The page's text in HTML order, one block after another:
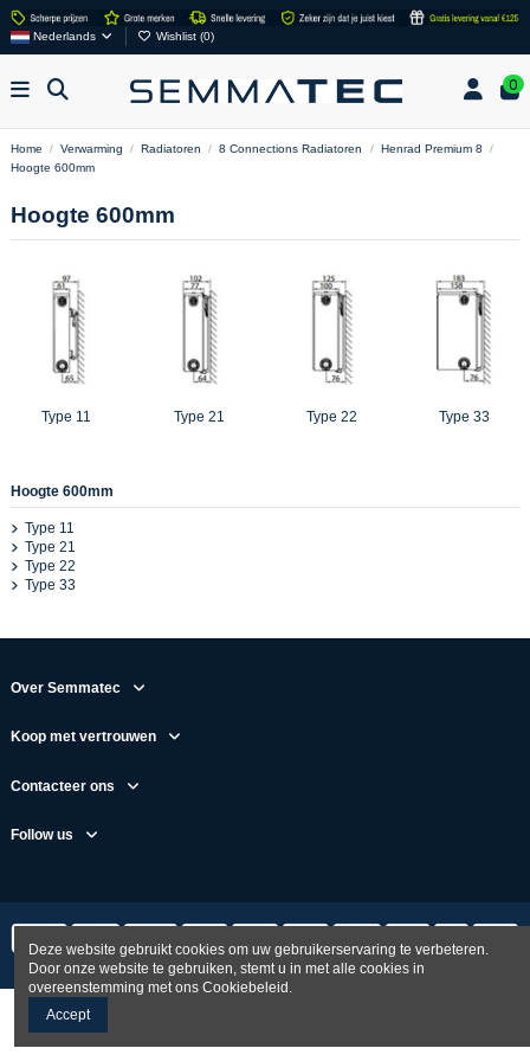
Nederlands Wishlist (0)
0
Home Verwarming Radiatoren 8 Connections Radiatoren
Henrad Premium 8
Hoogte 600mm
Hoogte 600mm
Type 11 Type 21 Type 22 Type 33
Hoogte 600mm
Type 11
Type 21
Type 22
Type 33
Over Semmatec
Koop met vertrouwen
Contacteer ons
Follow us
Deze website gebruikt cookies om uw gebruikerservaring te verbeteren.
Door onze website te gebruiken, stemt u in met alle cookies in
overeenstemming met ons Cookiebeleid.
Accept